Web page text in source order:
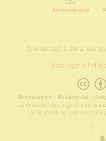
Administració
© Associació Cultural
Nota legal
Reconeixement – No Comercial –
comercial de l’obra original ni de les
quals s’ha de fer amb una